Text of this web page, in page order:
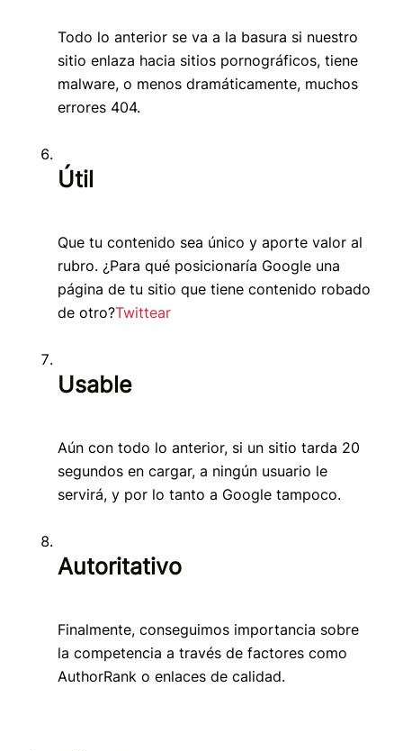
Todo lo anterior se va a la basura si nuestro
sitio enlaza hacia sitios pornográficos, tiene
malware, o menos dramáticamente, muchos
errores 404.
Útil
Que tu contenido sea único y aporte valor al
rubro. ¿Para qué posicionaría Google una
página de tu sitio que tiene contenido robado
de otro?Twittear
Usable
Aún con todo lo anterior, si un sitio tarda 20
segundos en cargar, a ningún usuario le
servirá, y por lo tanto a Google tampoco.
Autoritativo
Finalmente, conseguimos importancia sobre
la competencia a través de factores como
AuthorRank o enlaces de calidad.